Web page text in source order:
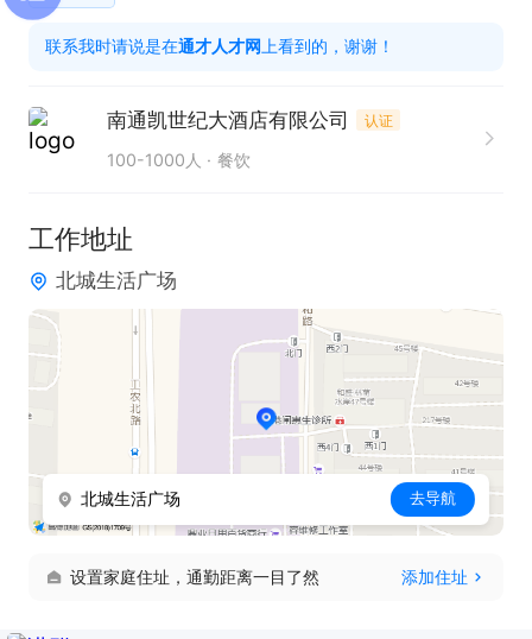
1. 优先考虑烹饪专业背景者，专业知识扎实，能更好
地胜任岗位。
实践技能。
3. 熟悉各类菜品烹饪技巧，精准掌握食材特性，确保
4. 责任心强，高度重视食品安全与卫生，严格执行相
关标准。
工作时间：早上5:00-13:30
只需两步，轻松找工作：1、先点击投简历；2、再打
电话。联系时请说在【通才人才网】上看到的！
联系我时请说是在通才人才网 上看到的，谢谢！
南通凯世纪大酒店有限公司 认证
100-1000人 餐饮
工作地址
北城生活广场
北城生活广场 去导航
设置家庭住址，通勤距离一目了然 添加住址